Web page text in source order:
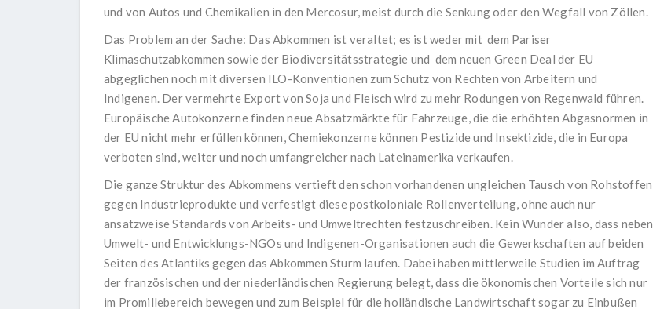
und von Autos und Chemikalien in den Mercosur, meist durch die Senkung oder den Wegfall von Zöllen.
Das Problem an der Sache: Das Abkommen ist veraltet; es ist weder mit dem Pariser
Klimaschutzabkommen sowie der Biodiversitätsstrategie und dem neuen Green Deal der EU
abgeglichen noch mit diversen ILO-Konventionen zum Schutz von Rechten von Arbeitern und
Indigenen. Der vermehrte Export von Soja und Fleisch wird zu mehr Rodungen von Regenwald führen.
Europäische Autokonzerne finden neue Absatzmärkte für Fahrzeuge, die die erhöhten Abgasnormen in
der EU nicht mehr erfüllen können, Chemiekonzerne können Pestizide und Insektizide, die in Europa
verboten sind, weiter und noch umfangreicher nach Lateinamerika verkaufen.
Die ganze Struktur des Abkommens vertieft den schon vorhandenen ungleichen Tausch von Rohstoffen
gegen Industrieprodukte und verfestigt diese postkoloniale Rollenverteilung, ohne auch nur
ansatzweise Standards von Arbeits- und Umweltrechten festzuschreiben. Kein Wunder also, dass neben
Umwelt- und Entwicklungs-NGOs und Indigenen-Organisationen auch die Gewerkschaften auf beiden
Seiten des Atlantiks gegen das Abkommen Sturm laufen. Dabei haben mittlerweile Studien im Auftrag
der französischen und der niederländischen Regierung belegt, dass die ökonomischen Vorteile sich nur
im Promillebereich bewegen und zum Beispiel für die holländische Landwirtschaft sogar zu Einbußen